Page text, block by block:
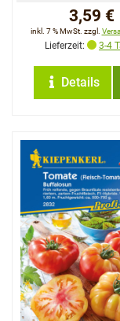
3,59 €
inkl. 7 % MwSt. zzgl.
Lieferzeit: 3-4
Details